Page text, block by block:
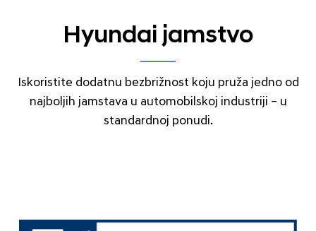
Hyundai jamstvo
Iskoristite dodatnu bezbrižnost koju pruža jedno od
najboljih jamstava u automobilskoj industriji – u
standardnoj ponudi.